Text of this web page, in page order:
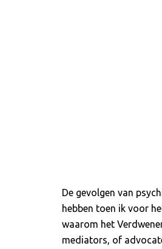
De gevolgen van
hebben toen ik voor
waarom het
mediators, of